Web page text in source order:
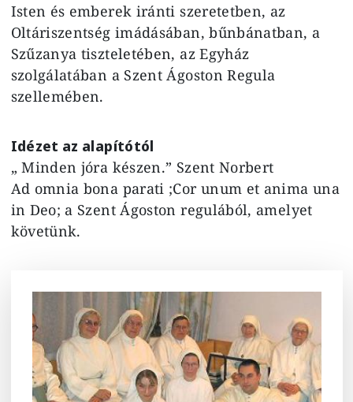
Isten és emberek iránti szeretetben, az
Oltáriszentség imádásában, bűnbánatban, a
Szűzanya tiszteletében, az Egyház
szolgálatában a Szent Ágoston Regula
szellemében.
Idézet az alapítótól
„ Minden jóra készen.” Szent Norbert
Ad omnia bona parati ;Cor unum et anima una
in Deo; a Szent Ágoston regulából, amelyet
követünk.